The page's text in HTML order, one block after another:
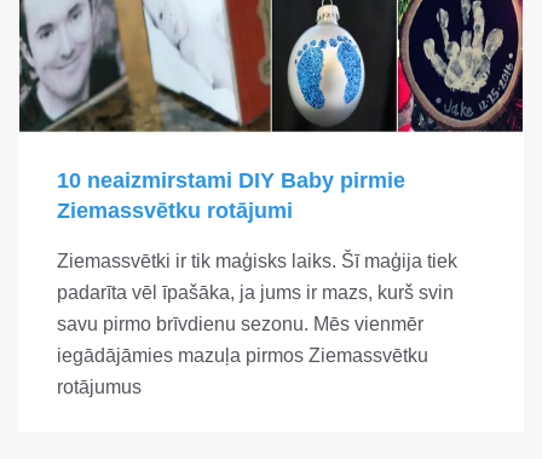
10 neaizmirstami DIY Baby pirmie
Ziemassvētku rotājumi
Ziemassvētki ir tik maģisks laiks. Šī maģija tiek
padarīta vēl īpašāka, ja jums ir mazs, kurš svin
savu pirmo brīvdienu sezonu. Mēs vienmēr
iegādājāmies mazuļa pirmos Ziemassvētku
rotājumus